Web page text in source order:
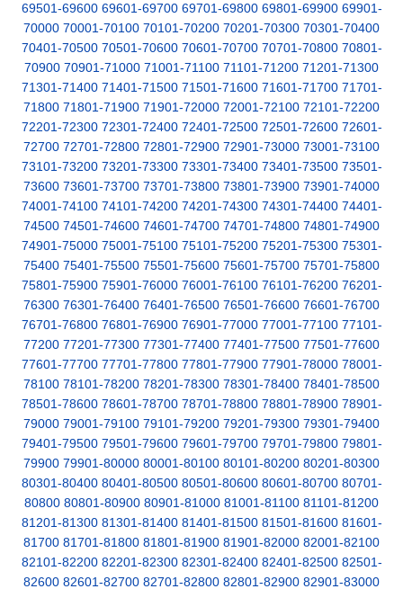
69501-69600 69601-69700 69701-69800 69801-69900 69901-
70000 70001-70100 70101-70200 70201-70300 70301-70400
70401-70500 70501-70600 70601-70700 70701-70800 70801-
70900 70901-71000 71001-71100 71101-71200 71201-71300
71301-71400 71401-71500 71501-71600 71601-71700 71701-
71800 71801-71900 71901-72000 72001-72100 72101-72200
72201-72300 72301-72400 72401-72500 72501-72600 72601-
72700 72701-72800 72801-72900 72901-73000 73001-73100
73101-73200 73201-73300 73301-73400 73401-73500 73501-
73600 73601-73700 73701-73800 73801-73900 73901-74000
74001-74100 74101-74200 74201-74300 74301-74400 74401-
74500 74501-74600 74601-74700 74701-74800 74801-74900
74901-75000 75001-75100 75101-75200 75201-75300 75301-
75400 75401-75500 75501-75600 75601-75700 75701-75800
75801-75900 75901-76000 76001-76100 76101-76200 76201-
76300 76301-76400 76401-76500 76501-76600 76601-76700
76701-76800 76801-76900 76901-77000 77001-77100 77101-
77200 77201-77300 77301-77400 77401-77500 77501-77600
77601-77700 77701-77800 77801-77900 77901-78000 78001-
78100 78101-78200 78201-78300 78301-78400 78401-78500
78501-78600 78601-78700 78701-78800 78801-78900 78901-
79000 79001-79100 79101-79200 79201-79300 79301-79400
79401-79500 79501-79600 79601-79700 79701-79800 79801-
79900 79901-80000 80001-80100 80101-80200 80201-80300
80301-80400 80401-80500 80501-80600 80601-80700 80701-
80800 80801-80900 80901-81000 81001-81100 81101-81200
81201-81300 81301-81400 81401-81500 81501-81600 81601-
81700 81701-81800 81801-81900 81901-82000 82001-82100
82101-82200 82201-82300 82301-82400 82401-82500 82501-
82600 82601-82700 82701-82800 82801-82900 82901-83000